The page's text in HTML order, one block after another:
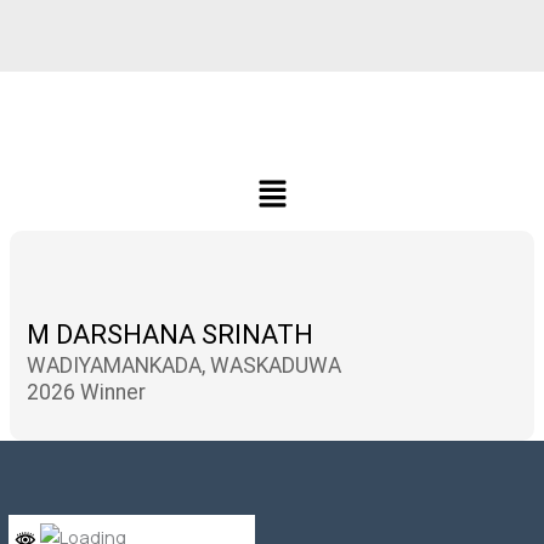
Menu
M DARSHANA SRINATH
WADIYAMANKADA, WASKADUWA
2026 Winner